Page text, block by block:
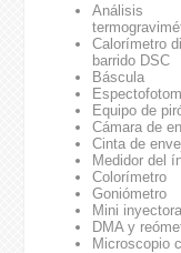
Análisis
Calorímetro
barrido DSC
Báscula
Equipo de
Cámara de
Cinta de
Medidor del
Colorímetro
Goniómetro
Mini inyectora
DMA y
Microscopio